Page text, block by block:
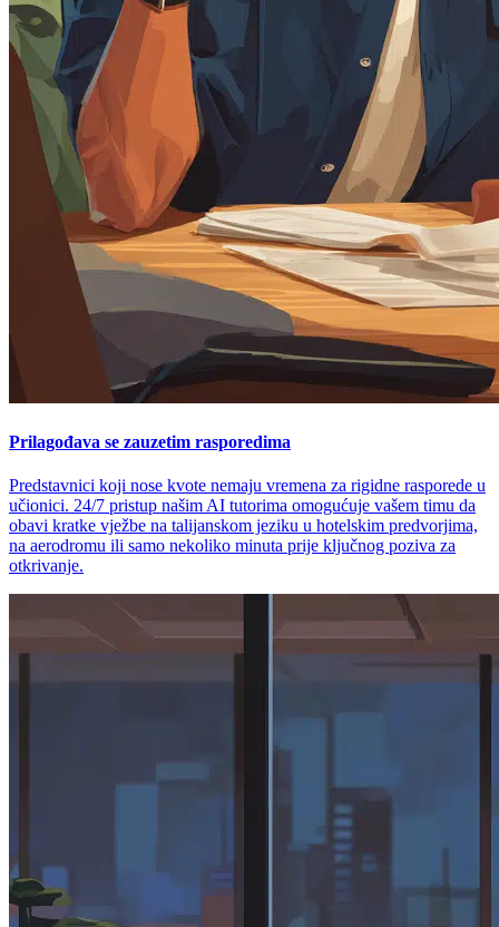
Prilagođava se zauzetim rasporedima
Predstavnici koji nose kvote nemaju vremena za rigidne rasporede u
učionici. 24/7 pristup našim AI tutorima omogućuje vašem timu da
obavi kratke vježbe na talijanskom jeziku u hotelskim predvorjima,
na aerodromu ili samo nekoliko minuta prije ključnog poziva za
otkrivanje.